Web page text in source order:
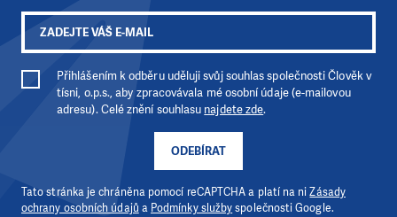
ODEBÍRAT
Přihlášením k odběru uděluji svůj souhlas společnosti Člověk v
tísni, o.p.s., aby zpracovávala mé osobní údaje (e-mailovou
adresu). Celé znění souhlasu najdete zde.
Tato stránka je chráněna pomocí reCAPTCHA a platí na niZásady
ochrany osobních údajů a Podmínky službyspolečnosti Google.